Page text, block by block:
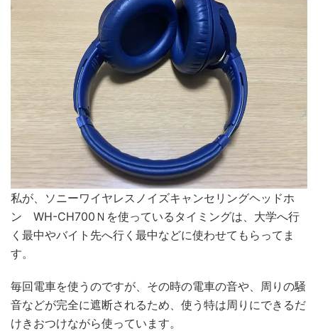
私が、ソニーワイヤレスノイズキャンセリングヘッドホ
ン WH-CH700Ｎを使っているタイミングは、大学へ行
く最中やバイト先へ行く最中などに使わせてもらってま
す。
毎回電車を使うのですが、その時の電車の音や、周りの騒
音などが完全に遮断されるため、使う特は周りにできるだ
けきおつけながら使っています。